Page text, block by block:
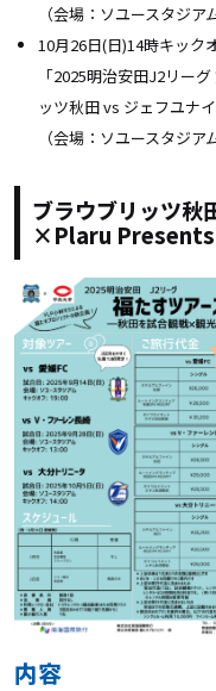
（会場：ソユースタジアム
10月26日(日)14時キック
「2025明治安田J2リーグ
ッツ秋田 vs ジェフユナ
（会場：ソユースタジアム
ブラウブリッツ
×Plaru Presents
内容